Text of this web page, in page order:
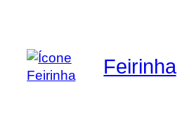
Feirinha